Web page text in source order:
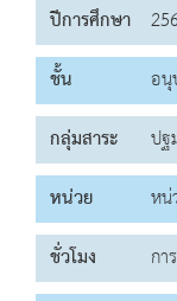
ปีการศึกษา
ชั้น
อ
กลุ่มสาระ
ปฐ
หน่วย
หน่
ชั่วโมง
กา